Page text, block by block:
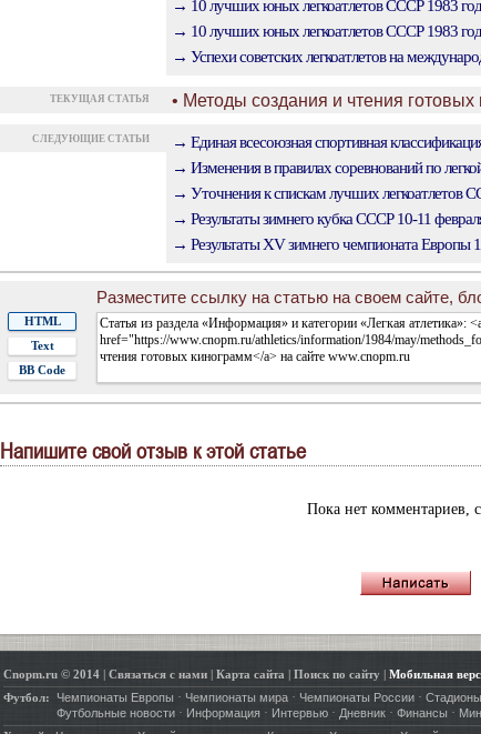
→ 10 лучших юных легкоатлетов СССР 1983
→ 10 лучших юных легкоатлетов СССР 1983
→ Успехи советских легкоатлетов на
ТЕКУЩАЯ СТАТЬЯ • Методы создания и чтения готовых
СЛЕДУЮЩИЕ СТАТЬИ
→ Единая всесоюзная спортивная
→ Изменения в правилах соревнований по
→ Уточнения к спискам лучших легкоатлетов
→ Результаты зимнего кубка СССР 10-11
→ Результаты XV зимнего чемпионата Европы
Разместите ссылку на статью на своем сайте,
HTML
Text
BB Code
Напишите свой отзыв к этой статье
Пока нет комментариев,
Cnopm.ru © 2014| Связаться с нами| Карта сайта Поиск по сайту| Мобильная
Футбол:
Чемпионаты Европы · Чемпионаты мира· Чемпионаты России· Стадионы
Футбольные новости· Информация· Интервью· Дневник· Финансы ·